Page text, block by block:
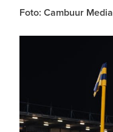
Foto: Cambuur Media